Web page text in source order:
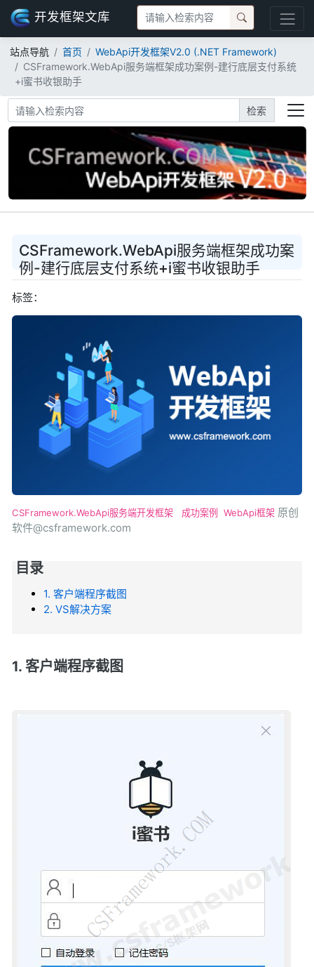
开发框架文库
站点导航 首页
WebApi开发框架V2.0 (.NET Framework)
CSFramework.WebApi服务端框架成功案例-建行底层支付系统
+i蜜书收银助手
检索
CSFramework.WebApi服务端框架成功案
例-建行底层支付系统+i蜜书收银助手
标签：
CSFramework.WebApi服务端开发框架 成功案例 WebApi框架 原创
软件@csframework.com
目录
1. 客户端程序截图
2. VS解决方案
1. 客户端程序截图